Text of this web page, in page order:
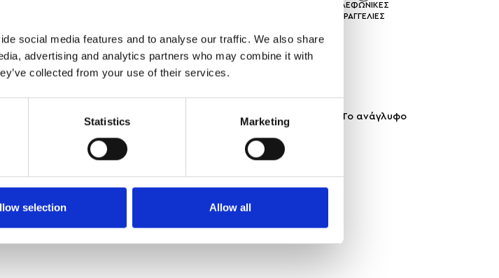
social media features and to analyse our traffic. We also share
advertising and analytics partners who may combine it with
collected from your use of their services.
Statistics Marketing
selection Allow all
ΤΗΛΕΦΩΝΙΚΕΣ
ΠΑΡΑΓΓΕΛΙΕΣ
από την απλότητα και τη διαχρονική ομορφιά των λουλουδιών. Το ανάγλυφο
φυσική χάρη και στυλιστική φινέτσα.